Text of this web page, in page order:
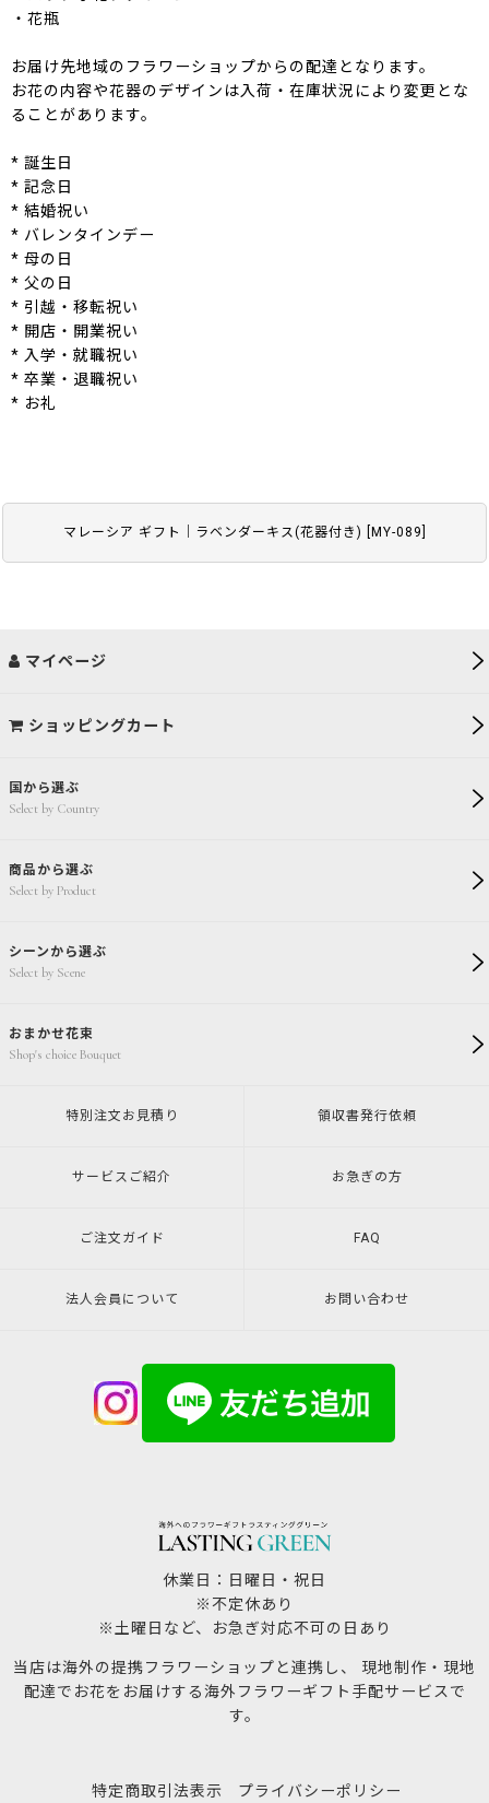
マレーシア ギフト｜ラベンダーキス(花器付き) MY-089
・花瓶
お届け先地域のフラワーショップからの配達となります。
お花の内容や花器のデザインは入荷・在庫状況により変更とな
ることがあります。
* 誕生日
* 記念日
* 結婚祝い
* バレンタインデー
* 母の日
* 父の日
* 引越・移転祝い
* 開店・開業祝い
* 入学・就職祝い
* 卒業・退職祝い
* お礼
国から選ぶ
Select by Country
商品から選ぶ
Select by Product
シーンから選ぶ
Select by Scene
おまかせ花束
Shop's choice Bouquet
マイページ
ショッピングカート
特別注文 お見積り 領収書発行依頼
サービスご紹介 お急ぎの方
ご注文ガイド FAQ
法人会員について お問い合わせ
休業日：日曜日・祝日
※不定休あり
※土曜日など、お急ぎ対応不可の日あり
当店は海外の提携フラワーショップと連携し、 現地制作・現地
配達でお花をお届けする海外フラワーギフト手配サービスで
す。
特定商取引法表示 プライバシーポリシー